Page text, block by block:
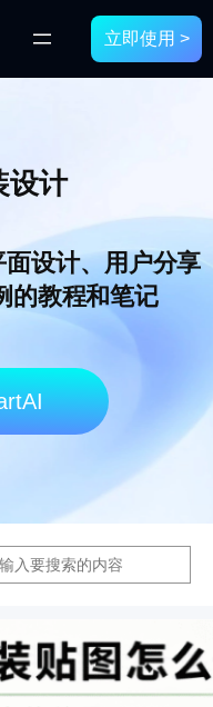
立即使用 >
设计
设计、用户分享
的教程和笔记